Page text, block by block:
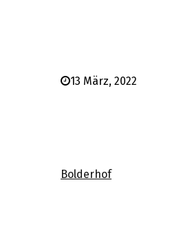
13 März, 2022
Bolderhof